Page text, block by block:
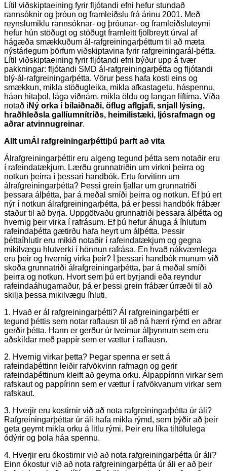
Lítil viðskiptaeining fyrir fljótandi efni hefur stundað
rannsóknir og þróun og framleiðslu frá árinu 2001. Með
reynslumiklu rannsóknar- og þróunar- og framleiðsluteymi
hefur hún stöðugt og stöðugt framleitt fjölbreytt úrval af
hágæða smækkuðum ál-rafgreiningarþéttum til að mæta
nýstárlegum þörfum viðskiptavina fyrir rafgreiningarál-þétta.
Lítil viðskiptaeining fyrir fljótandi efni býður upp á tvær
pakkningar: fljótandi SMD ál-rafgreiningarþétta og fljótandi
blý-ál-rafgreiningarþétta. Vörur þess hafa kosti eins og
smækkun, mikla stöðugleika, mikla afkastagetu, háspennu,
háan hitaþol, lága viðnám, mikla öldu og langan líftíma. Víða
notað íNý orka í bílaiðnaði, öflug aflgjafi, snjall lýsing,
hraðhleðsla gallíumnítríðs, heimilistæki, ljósrafmagn og
aðrar atvinnugreinar.
Allt umÁl rafgreiningarþéttiþú þarft að vita
Álrafgreiningarþéttir eru algeng tegund þétta sem notaðir eru
í rafeindatækjum. Lærðu grunnatriðin um virkni þeirra og
notkun þeirra í þessari handbók. Ertu forvitinn um
álrafgreiningarþétta? Þessi grein fjallar um grunnatriði
þessara álþétta, þar á meðal smíði þeirra og notkun. Ef þú ert
nýr í notkun álrafgreiningarþétta, þá er þessi handbók frábær
staður til að byrja. Uppgötvaðu grunnatriði þessara álþétta og
hvernig þeir virka í rafrásum. Ef þú hefur áhuga á íhlutum
rafeindaþétta gætirðu hafa heyrt um álþétta. Þessir
þéttaíhlutir eru mikið notaðir í rafeindatækjum og gegna
mikilvægu hlutverki í hönnun rafrása. En hvað nákvæmlega
eru þeir og hvernig virka þeir? Í þessari handbók munum við
skoða grunnatriði álrafgreiningarþétta, þar á meðal smíði
þeirra og notkun. Hvort sem þú ert byrjandi eða reyndur
rafeindaáhugamaður, þá er þessi grein frábær úrræði til að
skilja þessa mikilvægu íhluti.
1. Hvað er ál rafgreiningarþétti? Ál rafgreiningarþétti er
tegund þéttis sem notar raflausn til að ná hærri rýmd en aðrar
gerðir þétta. Hann er gerður úr tveimur álþynnum sem eru
aðskildar með pappír sem er vættur í raflausn.
2. Hvernig virkar þetta? Þegar spenna er sett á
rafeindaþéttinn leiðir rafvökvinn rafmagn og gerir
rafeindaþéttinum kleift að geyma orku. Álpappírinn virkar sem
rafskaut og pappírinn sem er vættur í rafvökvanum virkar sem
rafskaut.
3. Hverjir eru kostirnir við að nota rafgreiningarþétta úr áli?
Rafgreiningarþéttar úr áli hafa mikla rýmd, sem þýðir að þeir
geta geymt mikla orku á litlu rými. Þeir eru líka tiltölulega
ódýrir og þola háa spennu.
4. Hverjir eru ókostirnir við að nota rafgreiningarþétta úr áli?
Einn ókostur við að nota rafgreiningarþétta úr áli er að þeir